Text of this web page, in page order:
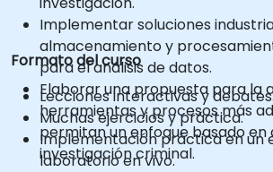
Implementar soluciones
almacenamiento y
para el análisis de datos.
Elaborar una propuesta para la
herramientas y procesos más
permitan un enfoque basado en
investigación criminal.
Formato del curso
Lecciones interactivas y
Muchas ejercicios y práctica.
Implementación práctica en un
laboratorio en vivo.